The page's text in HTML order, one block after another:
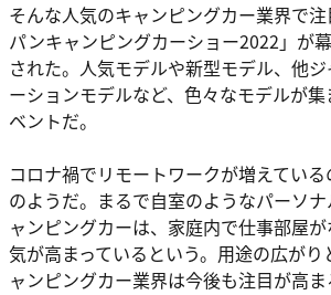
そんな人気のキャンピングカー業界で
パンキャンピングカーショー2022」が
された。人気モデルや新型モデル、他
ーションモデルなど、色々なモデルが
ベントだ。
コロナ禍でリモートワークが増えてい
のようだ。まるで自室のようなパーソ
ャンピングカーは、家庭内で仕事部屋
気が高まっているという。用途の広が
ャンピングカー業界は今後も注目が高ま